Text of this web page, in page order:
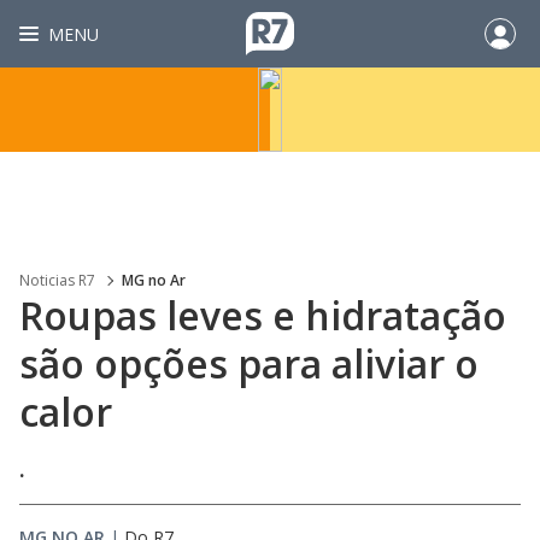
MENU
Noticias R7 MG no Ar
Roupas leves e hidratação
são opções para aliviar o
calor
.